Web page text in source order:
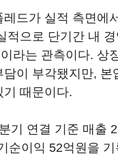
드가 실적 측면에
적으로 단기간 내
라는 관측이다. 상
담이 부각됐지만, 본
때문이다.
기 연결 기준 매출
순이익 52억원을 기